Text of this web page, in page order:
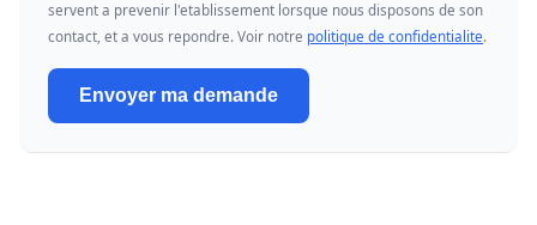
servent a prevenir l'etablissement lorsque nous disposons de son
contact, et a vous repondre. Voir notre politique de confidentialite.
Envoyer ma demande